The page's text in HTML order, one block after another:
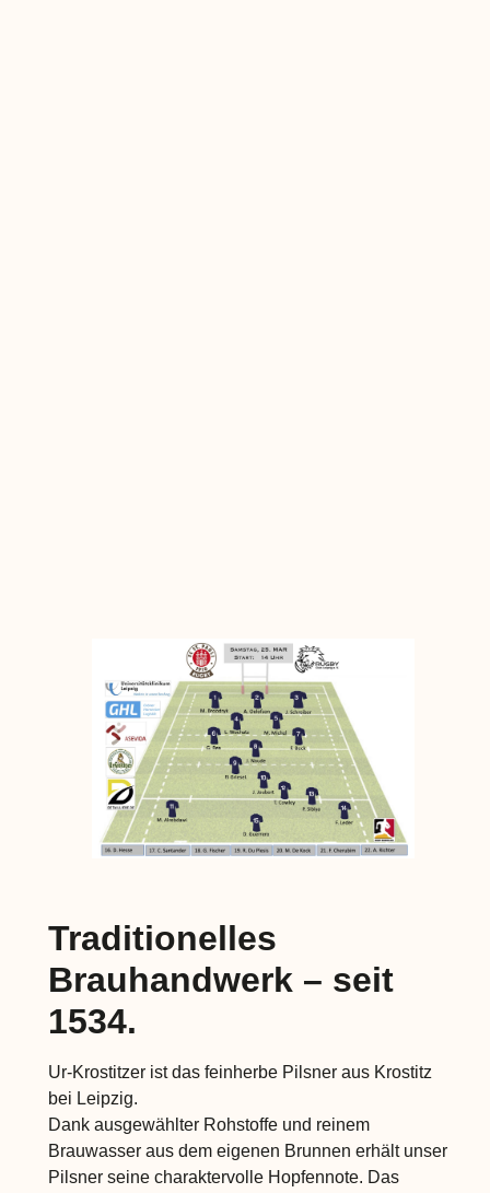
Traditionelles
Brauhandwerk – seit
1534.
Ur-Krostitzer ist das feinherbe Pilsner aus Krostitz
bei Leipzig.
Dank ausgewählter Rohstoffe und reinem
Brauwasser aus dem eigenen Brunnen erhält unser
Pilsner seine charaktervolle Hopfennote. Das